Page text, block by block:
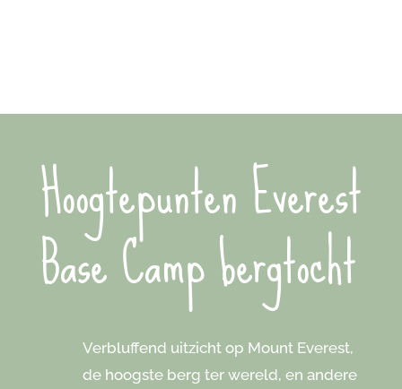
Hoogtepunten Everest
Base Camp bergtocht
Verbluffend uitzicht op Mount Everest,
de hoogste berg ter wereld, en andere